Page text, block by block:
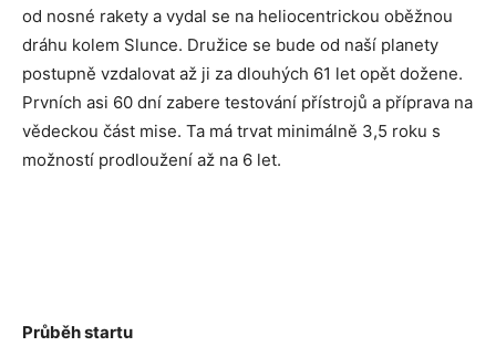
od nosné rakety a vydal se na heliocentrickou oběžnou
dráhu kolem Slunce. Družice se bude od naší planety
postupně vzdalovat až ji za dlouhých 61 let opět dožene.
Prvních asi 60 dní zabere testování přístrojů a příprava na
vědeckou část mise. Ta má trvat minimálně 3,5 roku s
možností prodloužení až na 6 let.
Průběh startu